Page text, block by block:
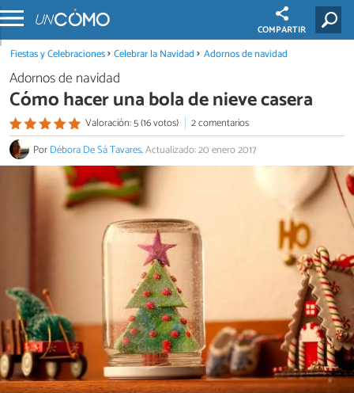
COMPARTIR
Fiestas y Celebraciones Celebrar la Navidad Adornos de navidad
Adornos de navidad
Cómo hacer una bola de nieve casera
Valoración: 5 (16 votos)
2 comentarios
PorDébora De Sá Tavares.Actualizado: 20 enero 2017